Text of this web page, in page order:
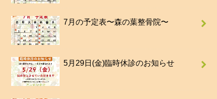
7月の予定表〜森の葉整骨院〜
5月29日(金)臨時休診のお知らせ